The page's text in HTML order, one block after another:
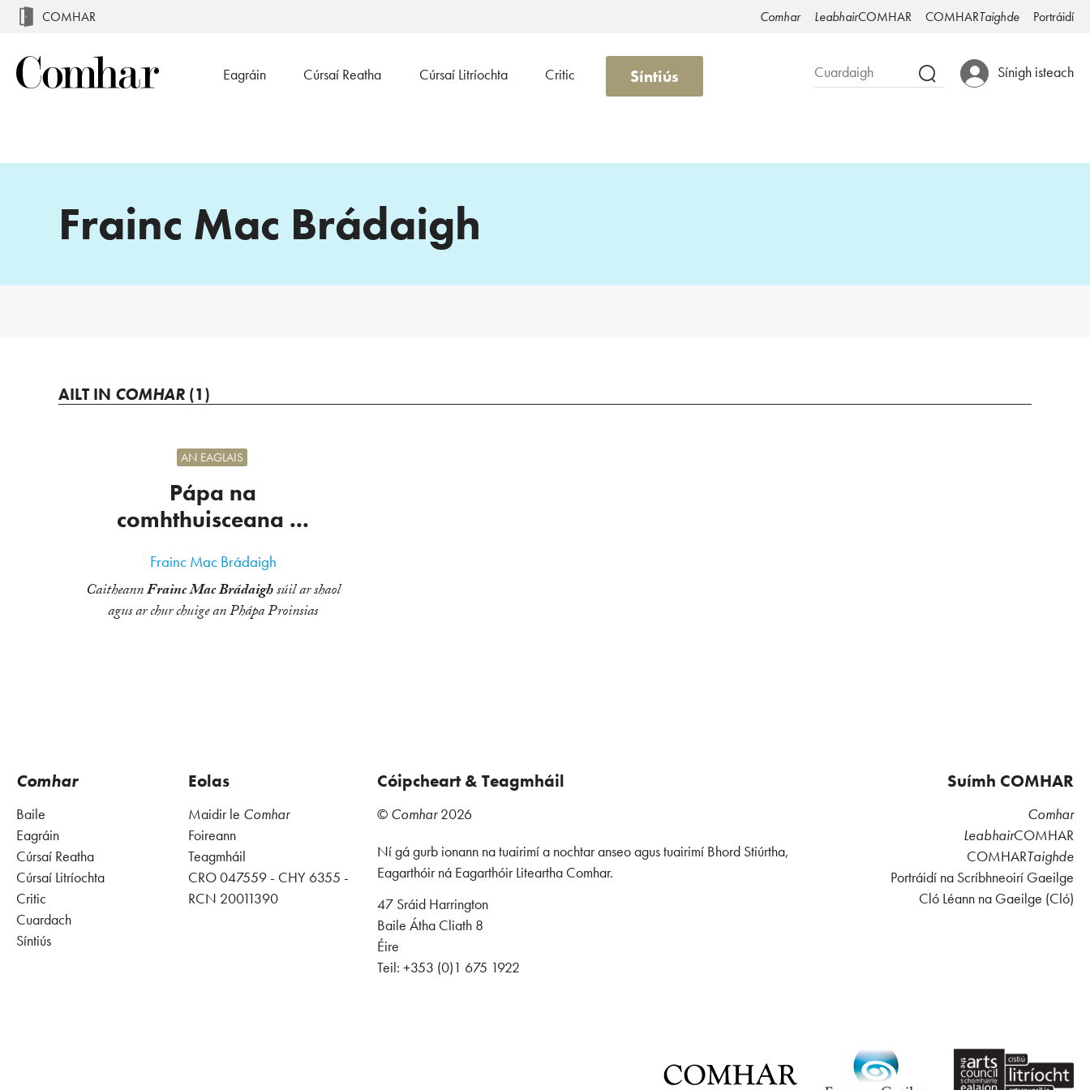
COMHAR Comhar LeabhairCOMHAR COMHARTaighde Portráidí
Sínigh isteach
Eagráin Cúrsaí Reatha Cúrsaí Litríochta Critic Síntiús
Frainc Mac Brádaigh
AILT IN COMHAR (1)
Pápa na
comhthuisceana ...
AN EAGLAIS
Frainc Mac Brádaigh
CaitheannFrainc Mac Brádaighsúil ar shaol
agus ar chur chuige an Phápa Proinsias
Comhar
Baile
Eagráin
Cúrsaí Reatha
Cúrsaí Litríochta
Critic
Cuardach
Síntiús
Eolas
Maidir le Comhar
Foireann
Teagmháil
CRO 047559 - CHY 6355 -
RCN 20011390
Cóipcheart & Teagmháil
© Comhar2026
Ní gá gurb ionann na tuairimí a nochtar anseo agus tuairimí Bhord Stiúrtha,
Eagarthóir ná Eagarthóir Liteartha Comhar.
47 Sráid Harrington
Baile Átha Cliath 8
Éire
Teil: +353 (0)1 675 1922
Suímh COMHAR
Comhar
LeabhairCOMHAR
COMHARTaighde
Portráidí na Scríbhneoirí Gaeilge
Cló Léann na Gaeilge (Cló)